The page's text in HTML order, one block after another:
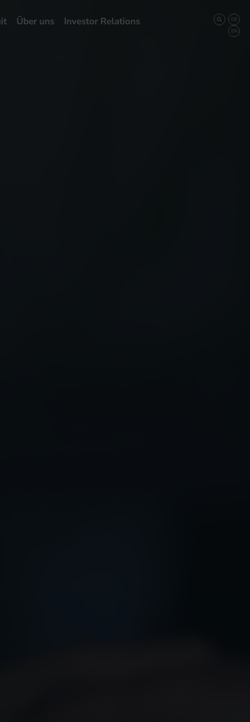
Über uns Investor Relations